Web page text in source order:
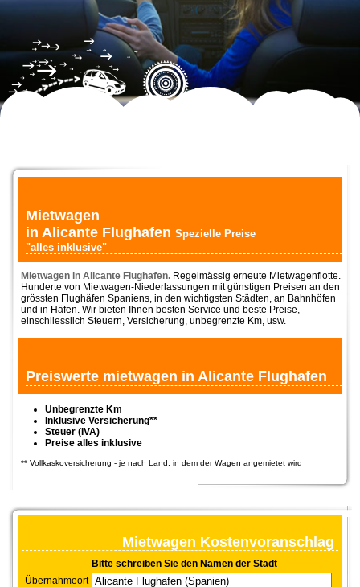
Mietwagen
in Alicante Flughafen Spezielle Preise
"alles inklusive"
Mietwagen in Alicante Flughafen. Regelmässig erneute Mietwagenflotte.
Hunderte von Mietwagen-Niederlassungen mit günstigen Preisen an den
grössten Flughäfen Spaniens, in den wichtigsten Städten, an Bahnhöfen
und in Häfen. Wir bieten Ihnen besten Service und beste Preise,
einschliesslich Steuern, Versicherung, unbegrenzte Km, usw.
Preiswerte mietwagen in Alicante Flughafen
Unbegrenzte Km
Inklusive Versicherung**
Steuer (IVA)
Preise alles inklusive
** Vollkaskoversicherung - je nach Land, in dem der Wagen angemietet wird
Mietwagen Kostenvoranschlag
Bitte schreiben Sie den Namen der Stadt
Übernahmeort